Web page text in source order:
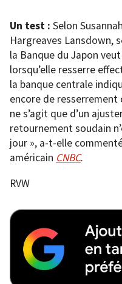
Un test : Selon
Hargreaves Lansdown,
la Banque du Japon
lorsqu’elle resserre
la banque centrale
encore de
ne s’agit que d’un
retournement soudain
jour », a-t-elle
américain CNBC.
RVW